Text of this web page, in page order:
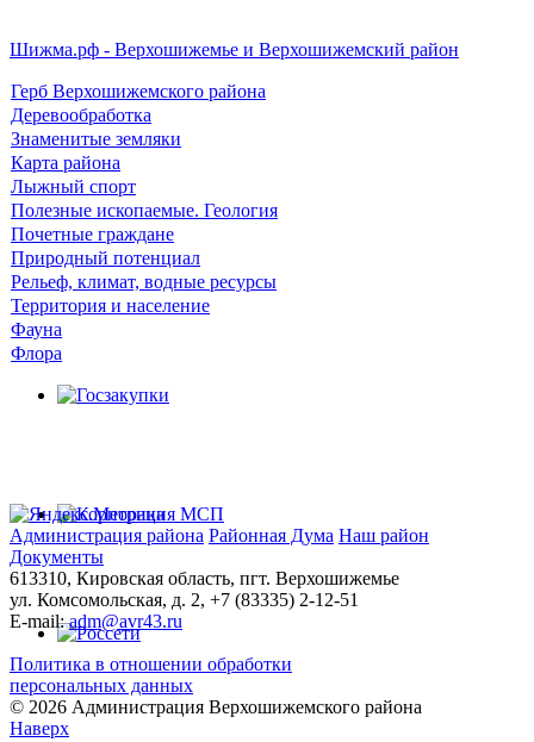
Шижма.рф - Верхошижемье и Верхошижемский район
Герб Верхошижемского района
Деревообработка
Знаменитые земляки
Карта района
Лыжный спорт
Полезные ископаемые. Геология
Почетные граждане
Природный потенциал
Рельеф, климат, водные ресурсы
Территория и население
Фауна
Флора
Администрация района Районная Дума Наш район
Документы
613310, Кировская область, пгт. Верхошижемье
ул. Комсомольская, д. 2, +7 (83335) 2-12-51
E-mail:adm@avr43.ru
Политика в отношении обработки
персональных данных
© 2026 Администрация Верхошижемского района
Наверх